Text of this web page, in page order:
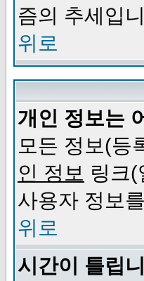
즘의 추세입
위로
개인 정보는
모든 정보(등
인 정보 링크
사용자 정보
위로
시간이 틀립